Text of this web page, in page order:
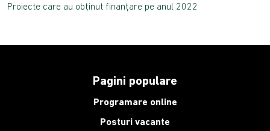
Proiecte care au obținut finanțare pe anul 2022
Pagini populare
Programare online
Posturi vacante